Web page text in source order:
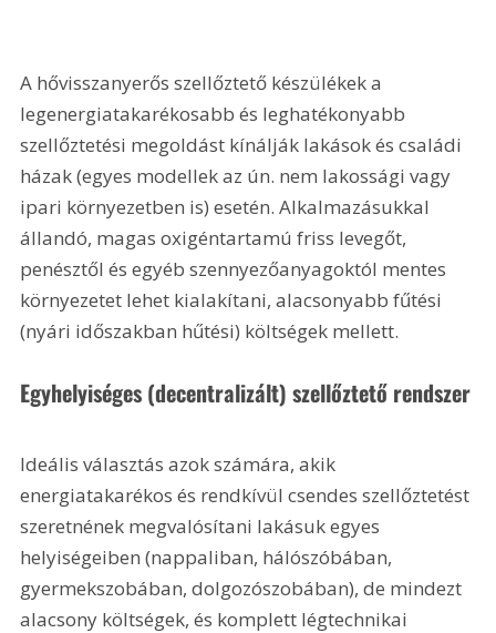
A hővisszanyerős szellőztető készülékek a
legenergiatakarékosabb és leghatékonyabb
szellőztetési megoldást kínálják lakások és családi
házak (egyes modellek az ún. nem lakossági vagy
ipari környezetben is) esetén. Alkalmazásukkal
állandó, magas oxigéntartamú friss levegőt,
penésztől és egyéb szennyezőanyagoktól mentes
környezetet lehet kialakítani, alacsonyabb fűtési
(nyári időszakban hűtési) költségek mellett.
Egyhelyiséges (decentralizált) szellőztető rendszer
Ideális választás azok számára, akik
energiatakarékos és rendkívül csendes szellőztetést
szeretnének megvalósítani lakásuk egyes
helyiségeiben (nappaliban, hálószóbában,
gyermekszobában, dolgozószobában), de mindezt
alacsony költségek, és komplett légtechnikai